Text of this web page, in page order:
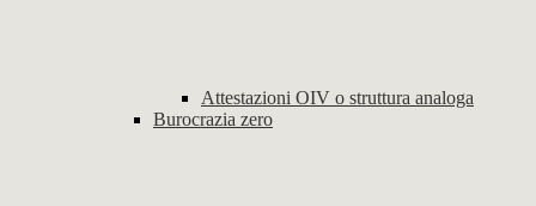
Attestazioni OIV o struttura analoga
Burocrazia zero